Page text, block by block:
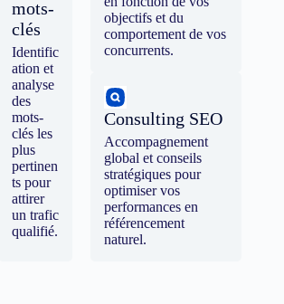
mots-
clés
Identific
ation et
analyse
des
mots-
clés les
plus
pertinen
ts pour
attirer
un trafic
qualifié.
objectifs et du
comportement de vos
concurrents.
Consulting SEO
Accompagnement
global et conseils
stratégiques pour
optimiser vos
performances en
référencement
naturel.